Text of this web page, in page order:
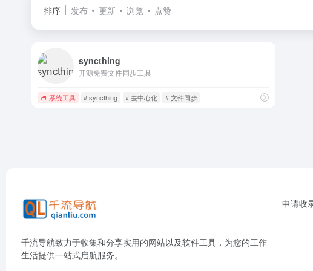
排序 发布 更新 浏览 点赞
syncthing
开源免费文件同步工具
系统工具 # syncthing # 去中心化 # 文件同步
千流导航致力于收集和分享实用的网站以及软件工具，为您的工作
生活提供一站式启航服务。
申请收